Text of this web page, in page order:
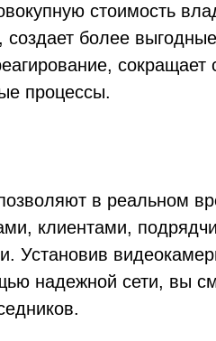
стоимость
создает более
процессы.
в реальном
клиентами,
Установив
надежной сети, вы